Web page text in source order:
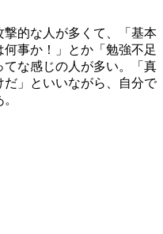
的な人が多くて、「基本
事か！」とか「勉強不足
な感じの人が多い。「真
」といいながら、自分で